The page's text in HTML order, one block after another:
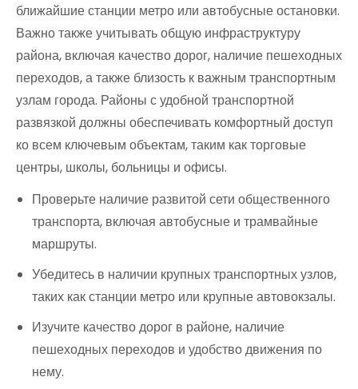
ближайшие станции метро или автобусные остановки.
Важно также учитывать общую инфраструктуру
района, включая качество дорог, наличие пешеходных
переходов, а также близость к важным транспортным
узлам города. Районы с удобной транспортной
развязкой должны обеспечивать комфортный доступ
ко всем ключевым объектам, таким как торговые
центры, школы, больницы и офисы.
Проверьте наличие развитой сети общественного
транспорта, включая автобусные и трамвайные
маршруты.
Убедитесь в наличии крупных транспортных узлов,
таких как станции метро или крупные автовокзалы.
Изучите качество дорог в районе, наличие
пешеходных переходов и удобство движения по
нему.